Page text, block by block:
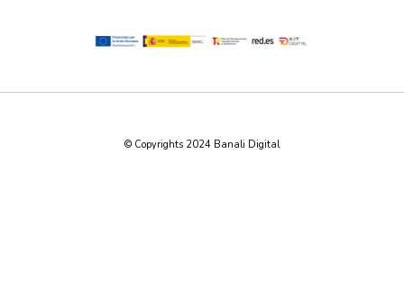
© Copyrights 2024 Banali Digital